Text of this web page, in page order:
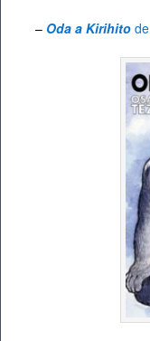
– Oda a Kirihito de